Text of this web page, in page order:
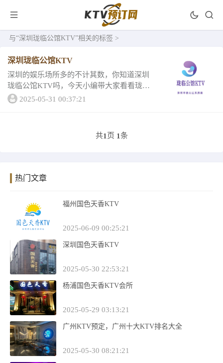
与“深圳珑临公馆KTV”相关的标签 >
深圳珑临公馆KTV
深圳的娱乐场所多的不计其数，你知道深圳
珑临公馆KTV吗，今天小编带大家看看珑临
公馆KTV是什么样的吧，快来看看这篇宝藏
2025-05-31 00:37:21
共1 页 1条
热门文章
福州国色天香KTV
2025-06-09 00:25:21
深圳国色天香KTV
2025-05-30 22:53:21
杨浦国色天香KTV会所
2025-05-29 03:13:21
广州KTV预定，广州十大KTV排名大全
2025-05-30 08:21:21